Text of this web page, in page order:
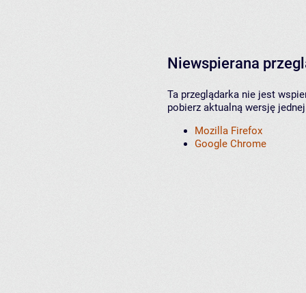
Niewspierana
Ta przeglądarka nie jest
pobierz aktualną wersję
Mozilla Firefox
Google Chrome